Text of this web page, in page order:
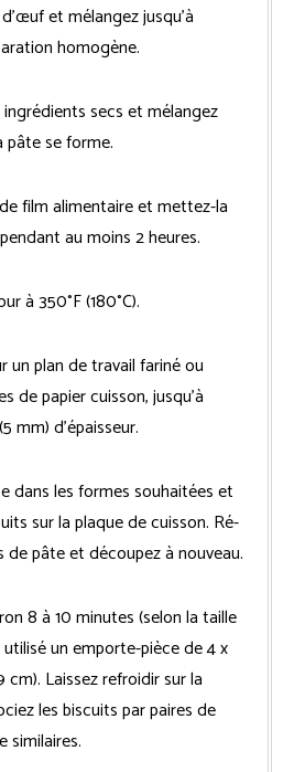
et mélangez jusqu’à
homogène.
secs et mélangez
pâte se forme.
film alimentaire et mettez-la
au moins 2 heures.
à 350°F (180°C).
un plan de travail fariné ou
de papier cuisson, jusqu’à
mm) d’épaisseur.
dans les formes souhaitées et
sur la plaque de cuisson. Ré-
de pâte et découpez à nouveau.
8 à 10 minutes (selon la taille
utilisé un emporte-pièce de 4 x
cm). Laissez refroidir sur la
les biscuits par paires de
similaires.